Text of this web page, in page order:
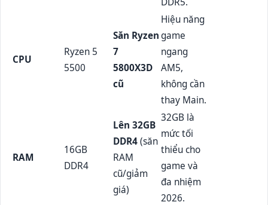
CPU
Ryzen 5
5500
Săn Ryzen
7
5800X3D
cũ
Hiệu năng
game
ngang
AM5,
không cần
thay Main.
RAM
16GB
DDR4
Lên 32GB
DDR4(săn
RAM
cũ/giảm
giá)
32GB là
mức tối
thiểu cho
game và
đa nhiệm
2026.